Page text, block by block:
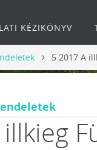
KÉZIKÖNYV
5 2017 A